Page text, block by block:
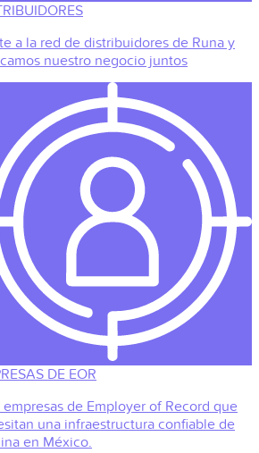
a la red de distribuidores de Runa y
nuestro negocio juntos
DE EOR
empresas de Employer of Record que
una infraestructura confiable de
en México.